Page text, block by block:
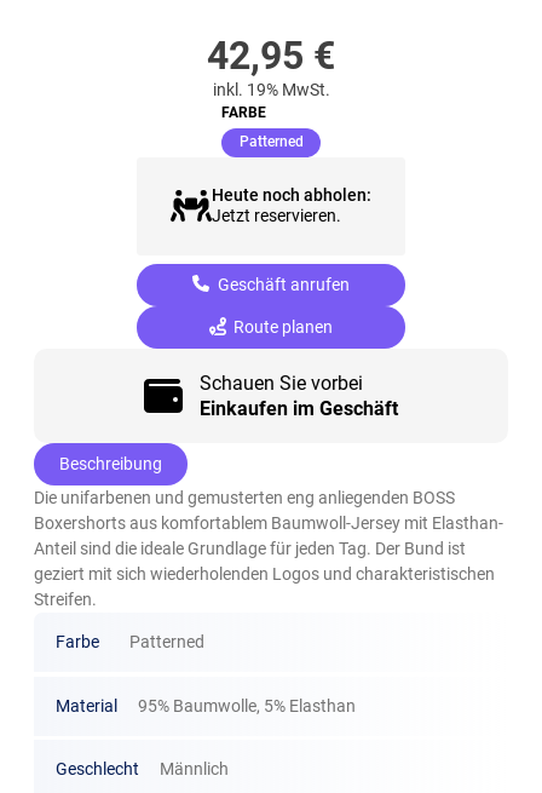
42,95 €
inkl. 19% MwSt.
FARBE
Patterned(ausgewählt)
Heute noch abholen:
Jetzt reservieren.
Geschäft anrufen
Route planen
Schauen Sie vorbei
Einkaufen im Geschäft
Beschreibung
Die unifarbenen und gemusterten eng anliegenden BOSS
Boxershorts aus komfortablem Baumwoll-Jersey mit Elasthan-
Anteil sind die ideale Grundlage für jeden Tag. Der Bund ist
geziert mit sich wiederholenden Logos und charakteristischen
Streifen.
Farbe Patterned
Material 95% Baumwolle, 5% Elasthan
Geschlecht Männlich